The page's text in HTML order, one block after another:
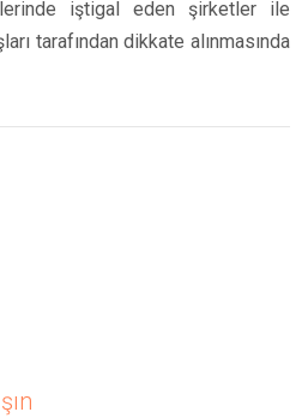
iştigal eden şirketler ile
tarafından dikkate alınmasında